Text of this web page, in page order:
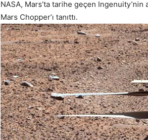
NASA, Mars’ta tarihe geçen
Mars Chopper’ı tanıttı.